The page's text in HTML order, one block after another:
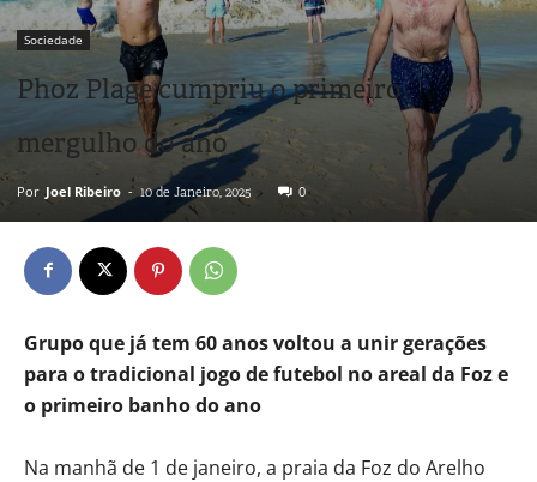
Sociedade
Phoz Plage cumpriu o primeiro
mergulho do ano
Por Joel Ribeiro - 10 de Janeiro, 2025 0
Grupo que já tem 60 anos voltou a unir gerações
para o tradicional jogo de futebol no areal da Foz e
o primeiro banho do ano
Na manhã de 1 de janeiro, a praia da Foz do Arelho